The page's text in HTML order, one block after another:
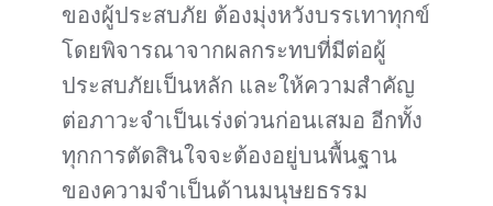
ของผู้ประสบภัย ต้องมุ่งหวังบรรเทาทุกข์
โดยพิจารณาจากผลกระทบที่มีต่อผู้
ประสบภัยเป็นหลัก และให้ความสำคัญ
ต่อภาวะจำเป็นเร่งด่วนก่อนเสมอ อีกทั้ง
ทุกการตัดสินใจจะต้องอยู่บนพื้นฐาน
ของความจำเป็นด้านมนุษยธรรม